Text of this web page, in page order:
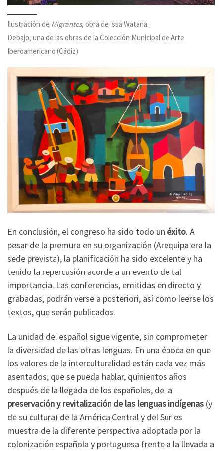
Ilustración de Migrantes, obra de Issa Watana.
Debajo, una de las obras de la Colección Municipal de Arte
Iberoamericano (Cádiz)
En conclusión, el congreso ha sido todo un éxito. A
pesar de la premura en su organización (Arequipa era la
sede prevista), la planificación ha sido excelente y ha
tenido la repercusión acorde a un evento de tal
importancia. Las conferencias, emitidas en directo y
grabadas, podrán verse a posteriori, así como leerse los
textos, que serán publicados.
La unidad del español sigue vigente, sin comprometer
la diversidad de las otras lenguas. En una época en que
los valores de la interculturalidad están cada vez más
asentados, que se pueda hablar, quinientos años
después de la llegada de los españoles, de la
preservación y revitalización de las lenguas indígenas (y
de su cultura) de la América Central y del Sur es
muestra de la diferente perspectiva adoptada por la
colonización española y portuguesa frente a la llevada a